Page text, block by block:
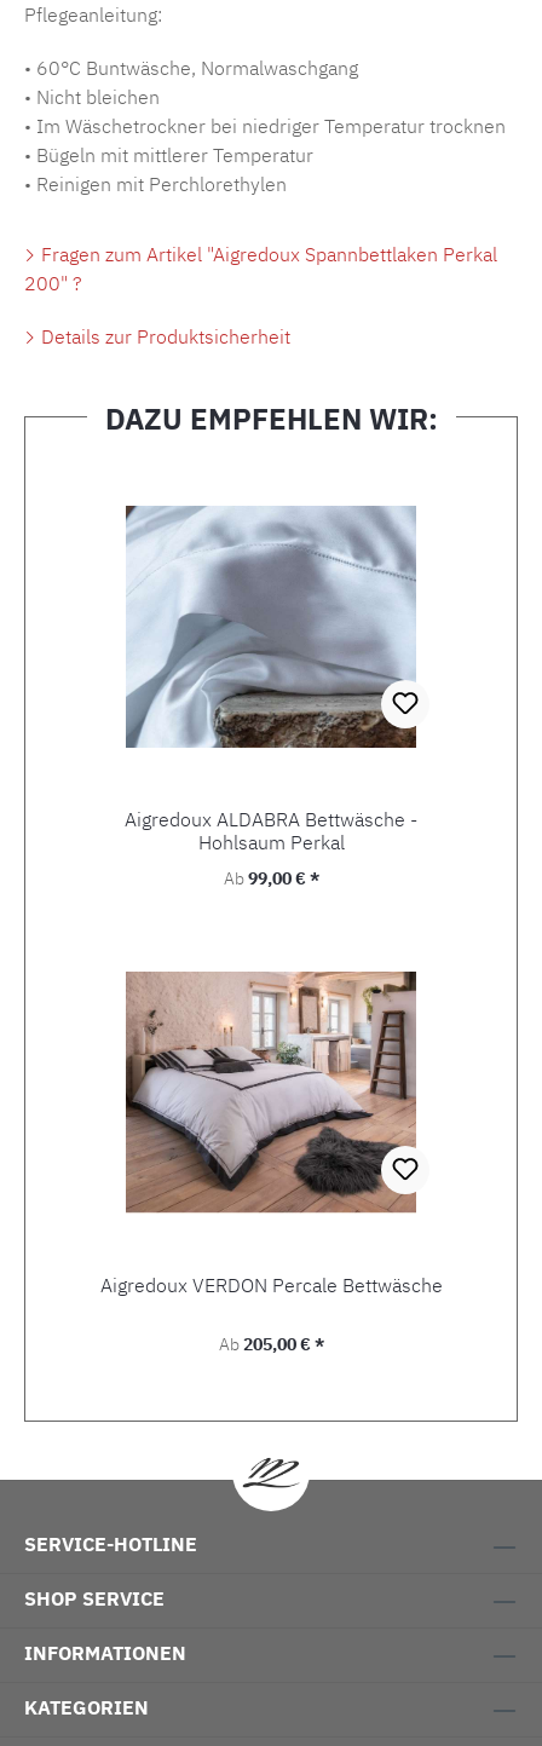
Pflegeanleitung:
• 60°C Buntwäsche, Normalwaschgang
• Nicht bleichen
• Im Wäschetrockner bei niedriger Temperatur trocknen
• Bügeln mit mittlerer Temperatur
• Reinigen mit Perchlorethylen
Fragen zum Artikel "Aigredoux Spannbettlaken Perkal
200" ?
Details zur Produktsicherheit
DAZU EMPFEHLEN WIR:
Aigredoux ALDABRA Bettwäsche -
Hohlsaum Perkal
Regulärer Preis:
Ab99,00 € *
Aigredoux VERDON Percale Bettwäsche
Regulärer Preis:
Ab205,00 € *
SERVICE-HOTLINE
SHOP SERVICE
INFORMATIONEN
KATEGORIEN